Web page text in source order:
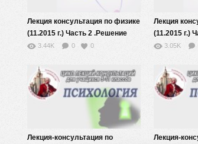
Лекция консультация по физике
(11.2015 г.) Часть 2 .Решение
примеров задач олимпиады.
3.44K 0 0
Лекция
(11.2015 г.)
олимпиады.
3.05K
Лекция-консультация по
Лекция-